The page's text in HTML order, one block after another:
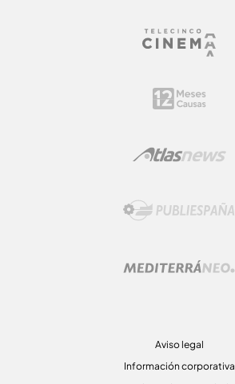
Aviso legal
Información corporativa